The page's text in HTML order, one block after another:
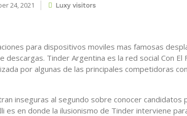
24, 2021 Luxy visitors
para dispositivos moviles mas famosas
descargas. Tinder Argentina es la red social Con El
por algunas de las principales competidoras
inseguras al segundo sobre conocer candidatos
es en donde la ilusionismo de Tinder interviene